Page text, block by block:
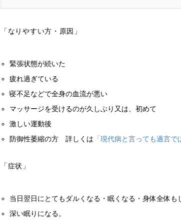
「なりやすい方・原因」
緊張状態が続いた
疲れ過ぎている
寝不足などで全身の血流が悪い
マッサージを受けるのが久しぶり又は、初めて
激しい運動後
防御性萎縮の方 詳しくは 「現代病と言っても過言で
「症状」
当日翌日にとてもダルくなる・眠くなる・身体全体も
深い眠りになる。